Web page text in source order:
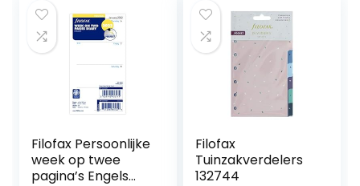
Filofax Persoonlijke
week op twee
pagina’s Engels
Filofax
Tuinzakverdelers
132744